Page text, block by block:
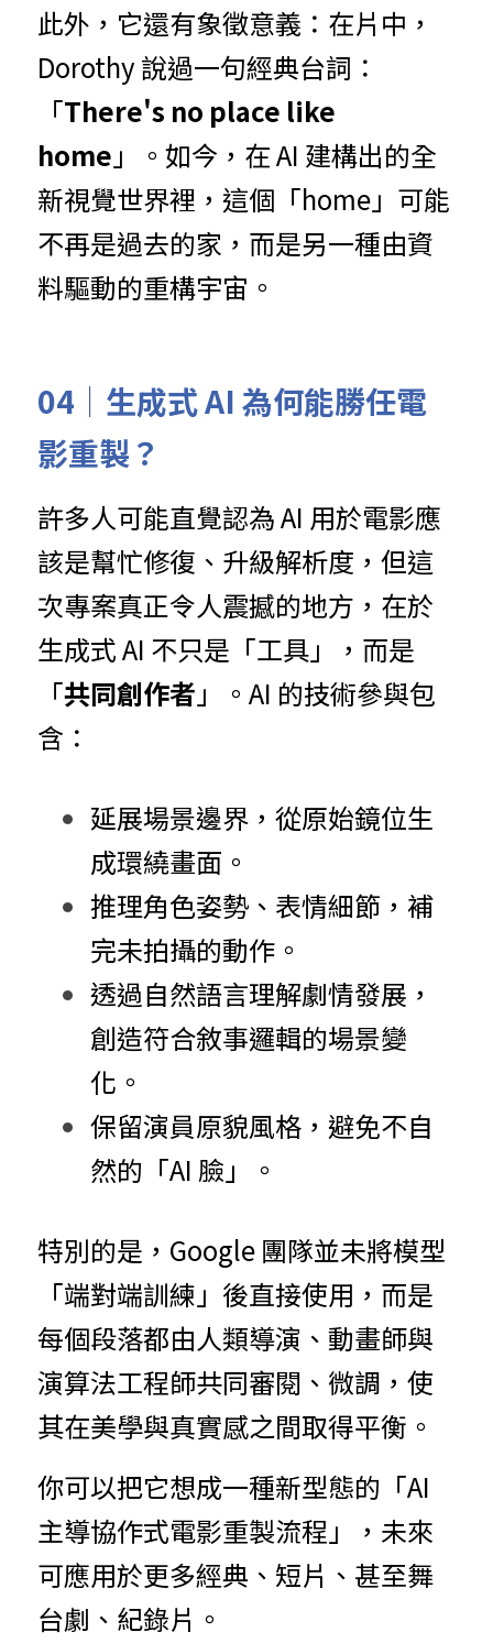
此外，它還有象徵意義：在片中，
Dorothy 說過一句經典台詞：
「There's no place like
home 」。如今，在 AI 建構出的全
新視覺世界裡，這個「home」可能
不再是過去的家，而是另一種由資
料驅動的重構宇宙。
04｜生成式 AI 為何能勝任電
影重製？
許多人可能直覺認為 AI 用於電影應
該是幫忙修復、升級解析度，但這
次專案真正令人震撼的地方，在於
生成式 AI 不只是「工具」，而是
「共同創作者 」。AI 的技術參與包
含：
延展場景邊界，從原始鏡位生
成環繞畫面。
推理角色姿勢、表情細節，補
完未拍攝的動作。
透過自然語言理解劇情發展，
創造符合敘事邏輯的場景變
化。
保留演員原貌風格，避免不自
然的「AI 臉」。
特別的是，Google 團隊並未將模型
「端對端訓練」後直接使用，而是
每個段落都由人類導演、動畫師與
演算法工程師共同審閱、微調，使
其在美學與真實感之間取得平衡。
你可以把它想成一種新型態的「AI
主導協作式電影重製流程」，未來
可應用於更多經典、短片、甚至舞
台劇、紀錄片。